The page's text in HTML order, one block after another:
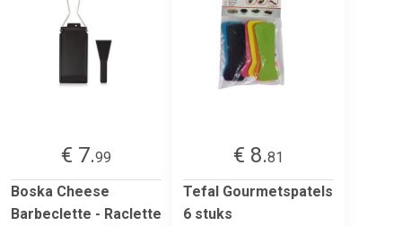
€ 7.99
Boska Cheese
Barbeclette - Raclette
€ 8.81
Tefal Gourmetspatels
6 stuks